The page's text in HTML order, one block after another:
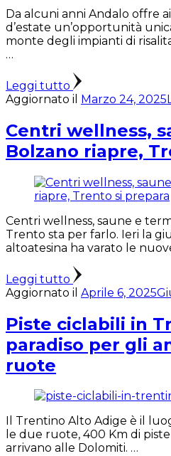
Da alcuni anni Andalo offre
d’estate un’opportunità
monte degli impianti di
…
Leggi tutto
Aggiornato il Marzo 24, 2025
Centri wellness,
Bolzano riapre,
Centri wellness, saune e
Trento sta per farlo. Ieri la
altoatesina ha varato le
Leggi tutto
Aggiornato il Aprile 6, 2025
Piste ciclabili in
paradiso per gli
ruote
Il Trentino Alto Adige è il
le due ruote, 400 Km di
arrivano alle Dolomiti. …